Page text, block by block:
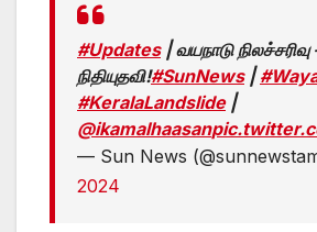
#Updates| வயநாடு
நிதியுதவி!#SunNews|
#KeralaLandslide|
@ikamalhaasan
— Sun News
2024